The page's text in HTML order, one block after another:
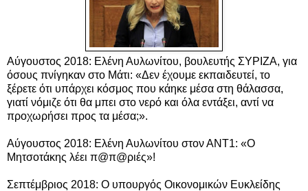
Αύγουστος 2018: Ελένη Αυλωνίτου, βουλευτής ΣΥΡΙΖΑ, για
όσους πνίγηκαν στο Μάτι: «Δεν έχουμε εκπαιδευτεί, το
ξέρετε ότι υπάρχει κόσμος που κάηκε μέσα στη θάλασσα,
γιατί νόμιζε ότι θα μπει στο νερό και όλα εντάξει, αντί να
προχωρήσει προς τα μέσα;».
Αύγουστος 2018: Ελένη Αυλωνίτου στον ΑΝΤ1: «Ο
Μητσοτάκης λέει π@π@ριές»!
Σεπτέμβριος 2018: Ο υπουργός Οικονομικών Ευκλείδης